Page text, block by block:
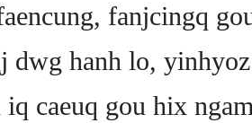
fanjcingq
dwg hanh lo,
iq caeuq gou hix